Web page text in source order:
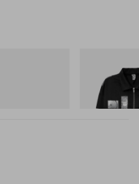
Billionaire
D Cotton Jacket
쇼핑하기